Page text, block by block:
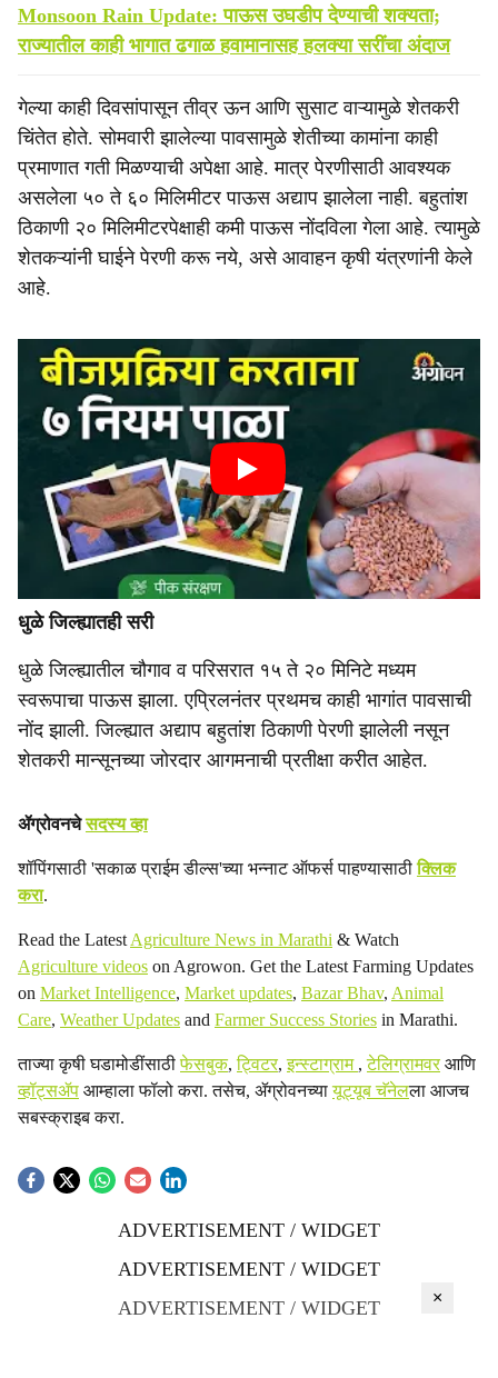
Monsoon Rain Update: पाऊस उघडीप देण्याची शक्यता;
राज्यातील काही भागात ढगाळ हवामानासह हलक्या सरींचा अंदाज
गेल्या काही दिवसांपासून तीव्र ऊन आणि सुसाट वाऱ्यामुळे शेतकरी
चिंतेत होते. सोमवारी झालेल्या पावसामुळे शेतीच्या कामांना काही
प्रमाणात गती मिळण्याची अपेक्षा आहे. मात्र पेरणीसाठी आवश्यक
असलेला ५० ते ६० मिलिमीटर पाऊस अद्याप झालेला नाही. बहुतांश
ठिकाणी २० मिलिमीटरपेक्षाही कमी पाऊस नोंदविला गेला आहे. त्यामुळे
शेतकऱ्यांनी घाईने पेरणी करू नये, असे आवाहन कृषी यंत्रणांनी केले
आहे.
धुळे जिल्ह्यातही सरी
धुळे जिल्ह्यातील चौगाव व परिसरात १५ ते २० मिनिटे मध्यम
स्वरूपाचा पाऊस झाला. एप्रिलनंतर प्रथमच काही भागांत पावसाची
नोंद झाली. जिल्ह्यात अद्याप बहुतांश ठिकाणी पेरणी झालेली नसून
शेतकरी मान्सूनच्या जोरदार आगमनाची प्रतीक्षा करीत आहेत.
ॲग्रोवनचेसदस्य व्हा
शॉपिंगसाठी 'सकाळ प्राईम डील्स'च्या भन्नाट ऑफर्स पाहण्यासाठीक्लिक
करा.
Read the Latest Agriculture News in Marathi & Watch
Agriculture videos on Agrowon. Get the Latest Farming Updates
on Market Intelligence, Market updates, Bazar Bhav, Animal
Care, Weather Updates and Farmer Success Stories in Marathi.
ताज्या कृषी घडामोडींसाठीफेसबुक,ट्विटर,इन्स्टाग्राम ,टेलिग्रामवरआणि
व्हॉट्सॲप आम्हाला फॉलो करा. तसेच, ॲग्रोवनच्यायूट्यूब चॅनेलला आजच
सबस्क्राइब करा.
ADVERTISEMENT / WIDGET
ADVERTISEMENT / WIDGET
ADVERTISEMENT / WIDGET
×